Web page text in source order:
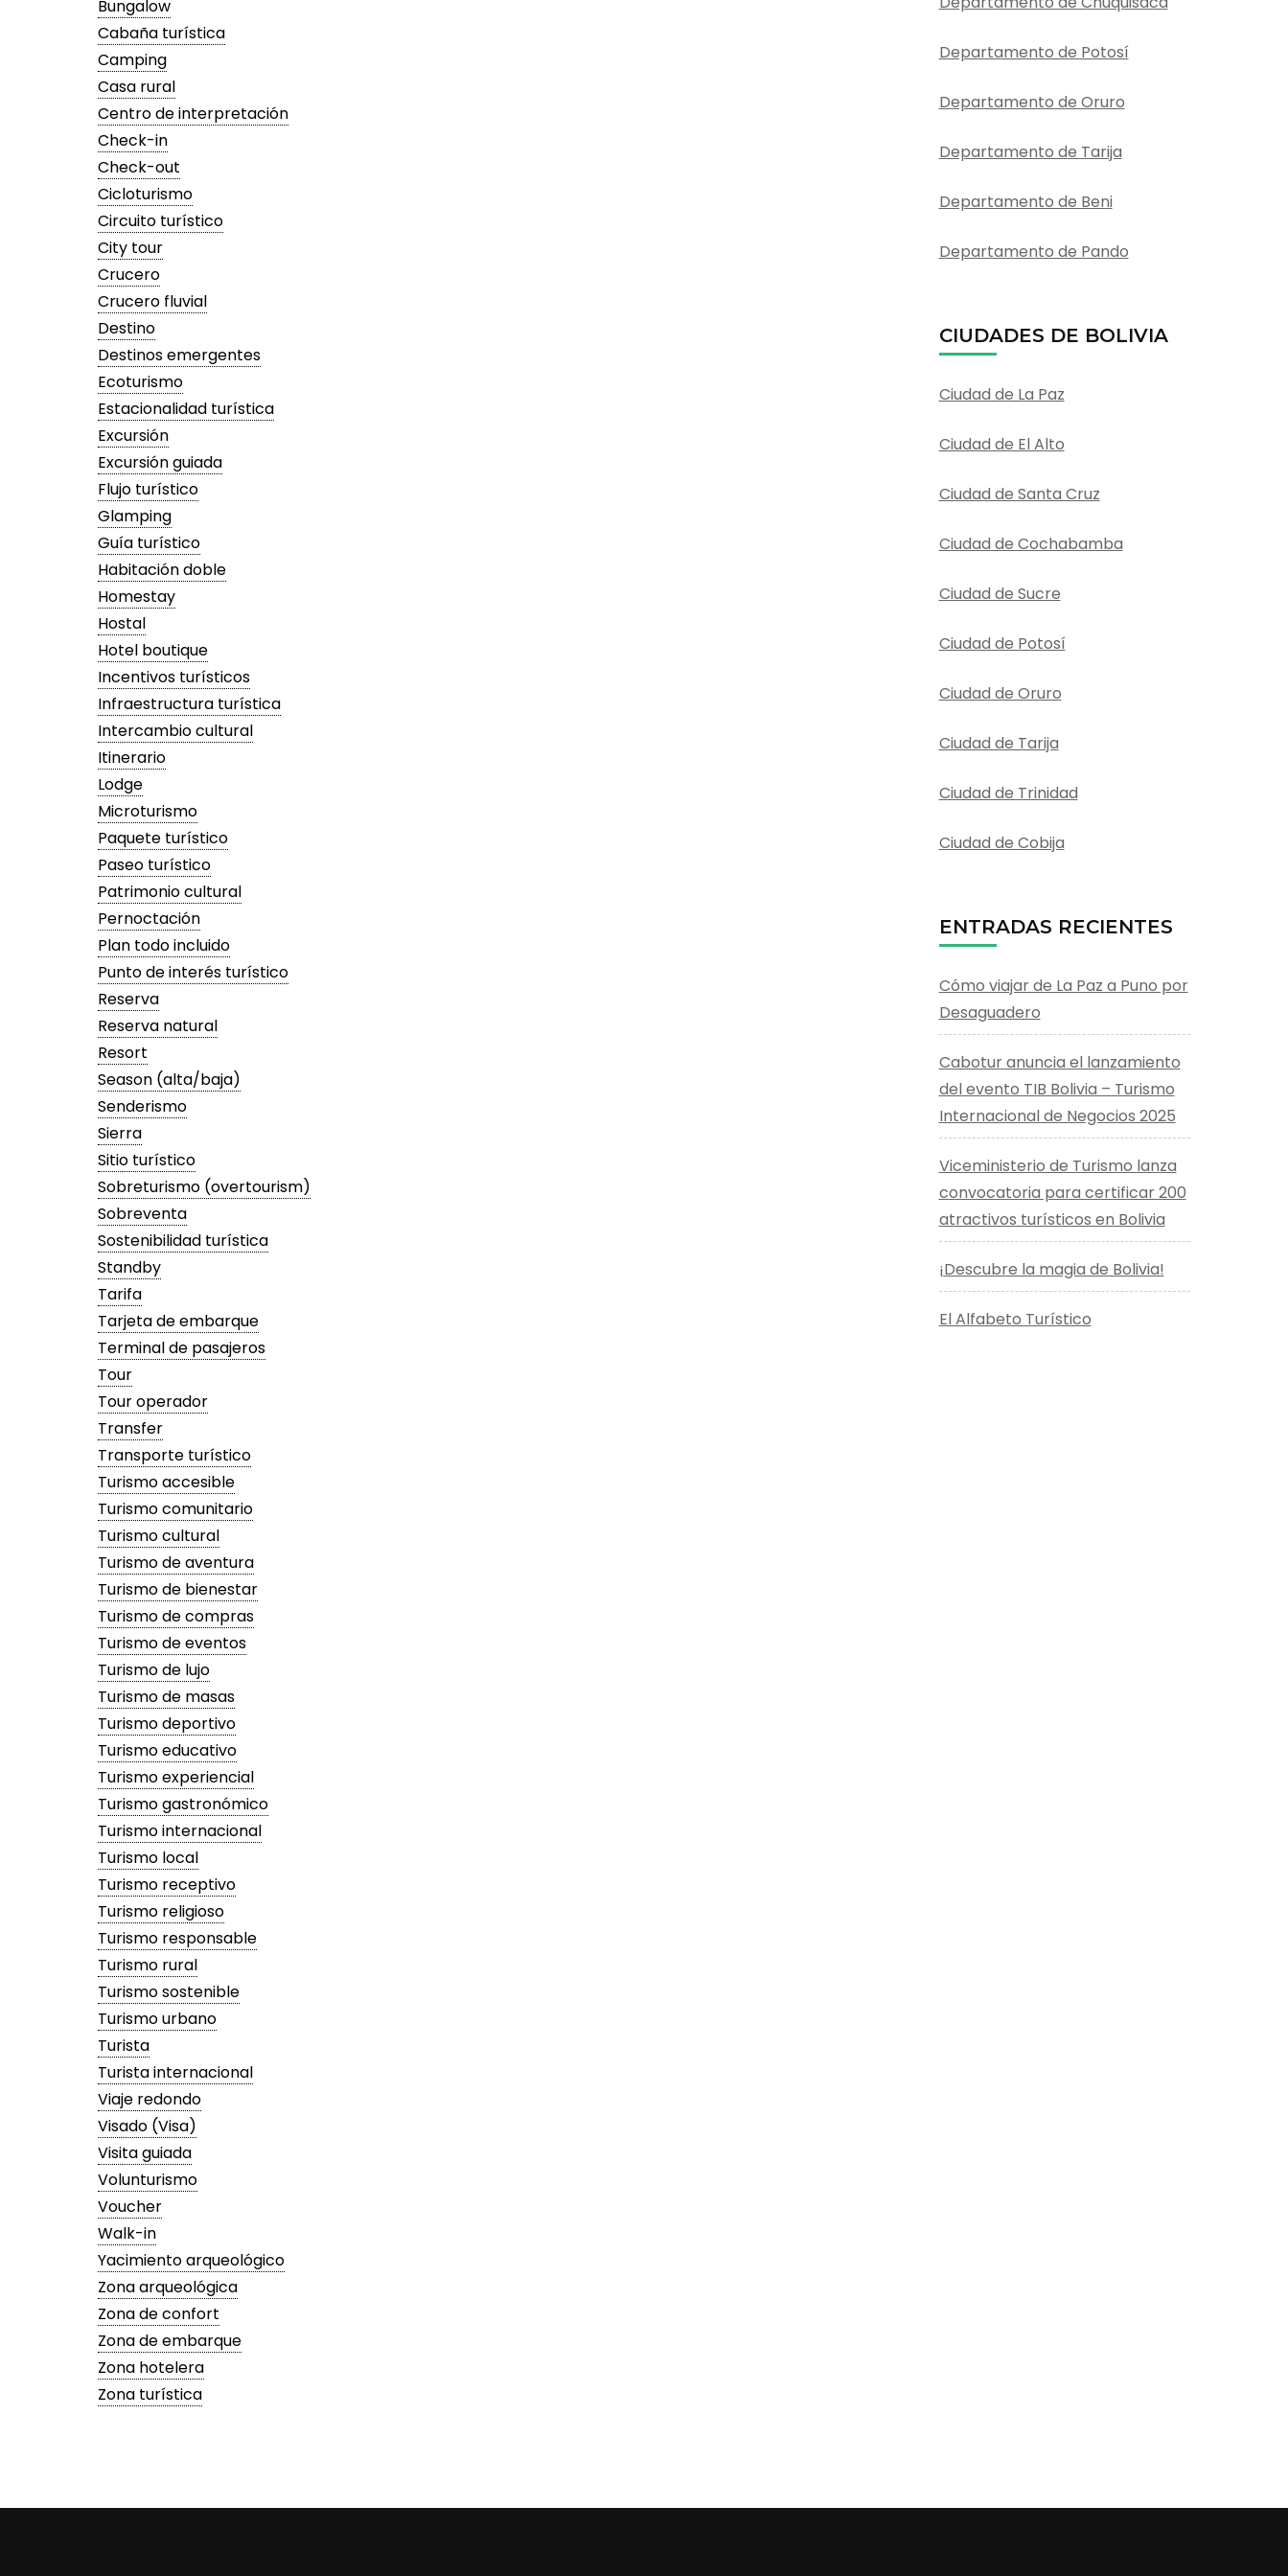
Bungalow
Cabaña turística
Camping
Casa rural
Centro de interpretación
Check-in
Check-out
Cicloturismo
Circuito turístico
City tour
Crucero
Crucero fluvial
Destino
Destinos emergentes
Ecoturismo
Estacionalidad turística
Excursión
Excursión guiada
Flujo turístico
Glamping
Guía turístico
Habitación doble
Homestay
Hostal
Hotel boutique
Incentivos turísticos
Infraestructura turística
Intercambio cultural
Itinerario
Lodge
Microturismo
Paquete turístico
Paseo turístico
Patrimonio cultural
Pernoctación
Plan todo incluido
Punto de interés turístico
Reserva
Reserva natural
Resort
Season (alta/baja)
Senderismo
Sierra
Sitio turístico
Sobreturismo (overtourism)
Sobreventa
Sostenibilidad turística
Standby
Tarifa
Tarjeta de embarque
Terminal de pasajeros
Tour
Tour operador
Transfer
Transporte turístico
Turismo accesible
Turismo comunitario
Turismo cultural
Turismo de aventura
Turismo de bienestar
Turismo de compras
Turismo de eventos
Turismo de lujo
Turismo de masas
Turismo deportivo
Turismo educativo
Turismo experiencial
Turismo gastronómico
Turismo internacional
Turismo local
Turismo receptivo
Turismo religioso
Turismo responsable
Turismo rural
Turismo sostenible
Turismo urbano
Turista
Turista internacional
Viaje redondo
Visado (Visa)
Visita guiada
Volunturismo
Voucher
Walk-in
Yacimiento arqueológico
Zona arqueológica
Zona de confort
Zona de embarque
Zona hotelera
Zona turística
Departamento de Potosí
Departamento de Oruro
Departamento de Tarija
Departamento de Beni
Departamento de Pando
CIUDADES DE BOLIVIA
Ciudad de La Paz
Ciudad de El Alto
Ciudad de Santa Cruz
Ciudad de Cochabamba
Ciudad de Sucre
Ciudad de Potosí
Ciudad de Oruro
Ciudad de Tarija
Ciudad de Trinidad
Ciudad de Cobija
ENTRADAS RECIENTES
Cómo viajar de La Paz a Puno por
Desaguadero
Cabotur anuncia el lanzamiento
del evento TIB Bolivia – Turismo
Internacional de Negocios 2025
Viceministerio de Turismo lanza
convocatoria para certificar 200
atractivos turísticos en Bolivia
¡Descubre la magia de Bolivia!
El Alfabeto Turístico